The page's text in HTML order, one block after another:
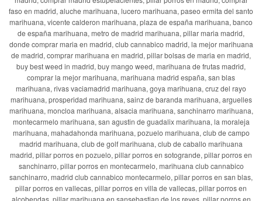
faso en madrid, aluche marihuana, lucero marihuana, paseo ermita del santo
marihuana, vicente calderon marihuana, plaza de españa marihuana, banco
de españa marihuana, metro de madrid marihuana, pillar maria madrid,
donde comprar maria en madrid, club cannabico madrid, la mejor marihuana
de madrid, comprar marihuana en madrid, pillar bolsas de maria en madrid,
buy best weed in madrid, buy mango weed, marihuana de frutas madrid,
comprar la mejor marihuana, marihuana madrid españa, san blas
marihuana, rivas vaciamadrid marihuana, goya marihuana, cruz del rayo
marihuana, prosperidad marihuana, sainz de baranda marihuana, arguelles
marihuana, moncloa marihuana, alsacia marihuana, sanchinarro marihuana,
montecarmelo marihuana, san agustin de guadalix marihuana, la moraleja
marihuana, mahadahonda marihuana, pozuelo marihuana, club de campo
madrid marihuana, club de golf marihuana, club de caballo marihuana
madrid, pillar porros en pozuelo, pillar porros en sotogrande, pillar porros en
sanchinarro, pillar porros en montecarmelo, marihuana club cannabico
sanchinarro, madrid club cannabico montecarmelo, pillar porros en san blas,
pillar porros en vallecas, pillar porros en villa de vallecas, pillar porros en